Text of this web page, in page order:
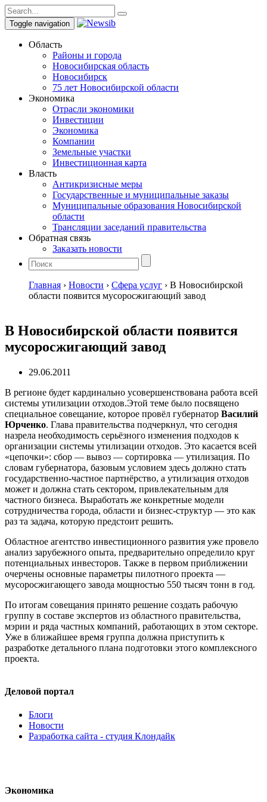
Toggle navigation
Область
Районы и города
Новосибирская область
Новосибирск
75 лет Новосибирской области
Экономика
Отрасли экономики
Инвестиции
Экономика
Компании
Земельные участки
Инвестиционная карта
Власть
Антикризисные меры
Государственные и муниципальные заказы
Муниципальные образования Новосибирской
области
Трансляции заседаний правительства
Обратная связь
Заказать новости
Главная › Новости › Сфера услуг › В Новосибирской
области появится мусоросжигающий завод
В Новосибирской области появится
мусоросжигающий завод
29.06.2011
В регионе будет кардинально усовершенствована работа всей
системы утилизации отходов.Этой теме было посвящено
специальное совещание, которое провёл губернатор Василий
Юрченко. Глава правительства подчеркнул, что сегодня
назрела необходимость серьёзного изменения подходов к
организации системы утилизации отходов. Это касается всей
«цепочки»: сбор — вывоз — сортировка — утилизация. По
словам губернатора, базовым условием здесь должно стать
государственно-частное партнёрство, а утилизация отходов
может и должна стать сектором, привлекательным для
частного бизнеса. Выработать же конкретные модели
сотрудничества города, области и бизнес-структур — это как
раз та задача, которую предстоит решить.
Областное агентство инвестиционного развития уже провело
анализ зарубежного опыта, предварительно определило круг
потенциальных инвесторов. Также в первом приближении
очерчены основные параметры пилотного проекта —
мусоросжигающего завода мощностью 550 тысяч тонн в год.
По итогам совещания принято решение создать рабочую
группу в составе экспертов из областного правительства,
мэрии и ряда частных компаний, работающих в этом секторе.
Уже в ближайшее время группа должна приступить к
разработке детального плана подготовки этого комплексного
проекта.
Деловой портал
Блоги
Новости
Разработка сайта - студия Клондайк
Экономика